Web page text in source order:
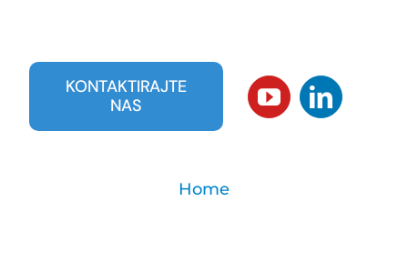
KONTAKTIRAJTE
NAS
Home